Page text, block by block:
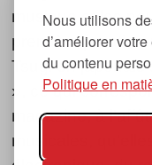
Nous utilisons
d’améliorer
du contenu
Politique en
musique et les
première parution
Tsugi en japonais
», ce qui
magazine, à
musicales,